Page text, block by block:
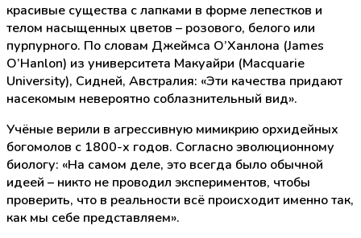
красивые существа с лапками в форме лепестков и
телом насыщенных цветов – розового, белого или
пурпурного. По словам Джеймса О’Ханлона (James
O’Hanlon) из университета Макуайри (Macquarie
University), Сидней, Австралия: «Эти качества придают
насекомым невероятно соблазнительный вид».
Учёные верили в агрессивную мимикрию орхидейных
богомолов с 1800-х годов. Согласно эволюционному
биологу: «На самом деле, это всегда было обычной
идеей – никто не проводил экспериментов, чтобы
проверить, что в реальности всё происходит именно так,
как мы себе представляем».